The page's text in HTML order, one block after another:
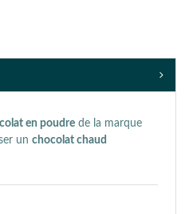
en poudre de la marque
un chocolat chaud